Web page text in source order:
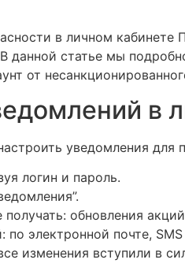
в личном
данной статье мы
от
в
уведомления
логин и пароль.
обновления
электронной почте,
изменения вступили в